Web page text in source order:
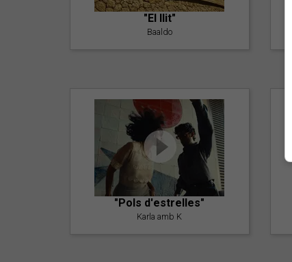
"El llit"
Baaldo
"Pols d'estrelles"
Karla amb K